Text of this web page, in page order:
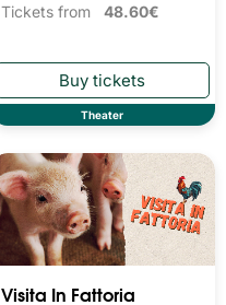
Tickets from 48.60€
Theater
Visita In Fattoria